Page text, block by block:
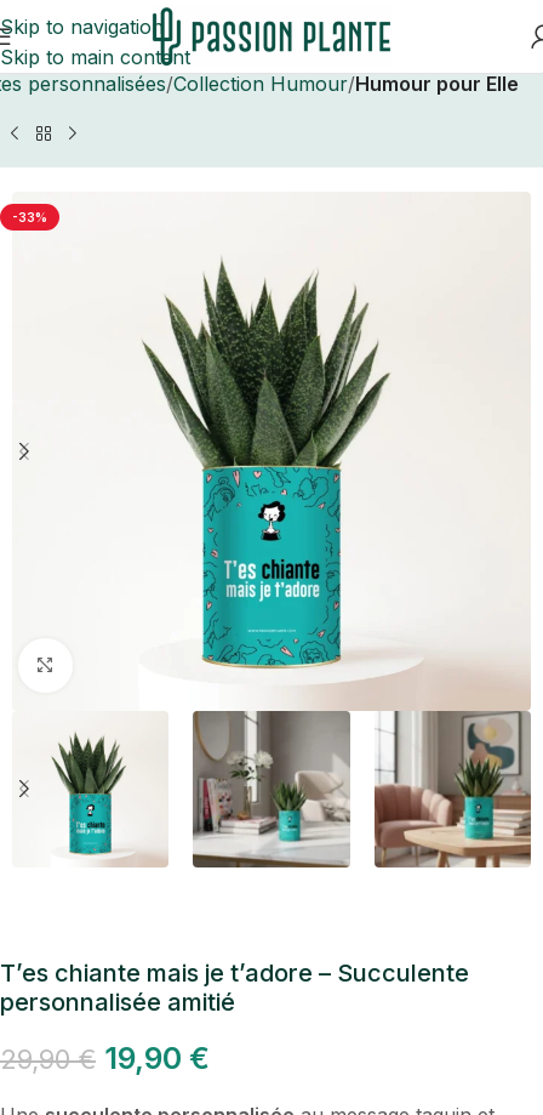
Skip to navigation
Skip to main content
personnalisées Collection Humour Humour pour Elle
-33%
Cliquez pour agrandir
T’es chiante mais je t’adore – Succulente
personnalisée amitié
29,90€ 19,90 €